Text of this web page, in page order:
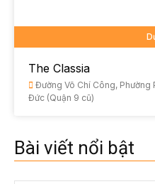
The Classia
Đường Võ Chí Công, Phường
Đức (Quận 9 cũ)
Bài viết nổi bật